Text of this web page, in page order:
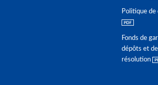
Politique
Fonds de
dépôts et de
résolution